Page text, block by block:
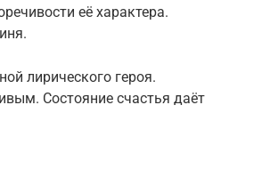
её характера.
лирического героя.
Состояние счастья даёт